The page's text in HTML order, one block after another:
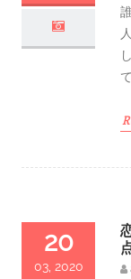
20
03, 2020